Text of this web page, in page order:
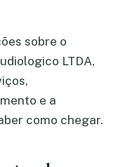
sobre o
LTDA,
e a
como chegar.